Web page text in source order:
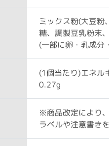
ミックス粉(大豆粉
糖、調製豆乳粉末
(一部に卵・乳成分
(1個当たり)エネル
0.27g
※商品改定により
ラベルや注意書き